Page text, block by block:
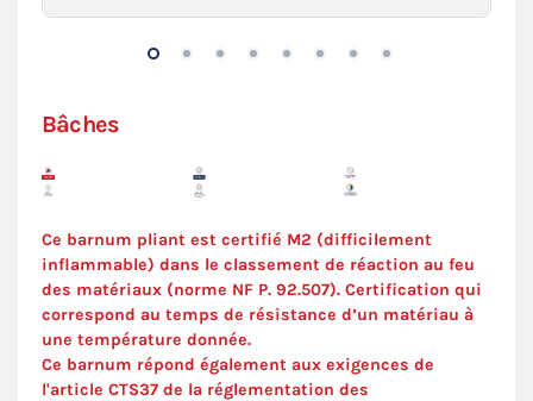
Bâches
Ce barnum pliant est certifié M2 (difficilement
inflammable) dans le classement de réaction au feu
des matériaux (norme NF P. 92.507). Certification qui
correspond au temps de résistance d’un matériau à
une température donnée.
Ce barnum répond également aux exigences de
l'article CTS37 de la réglementation des